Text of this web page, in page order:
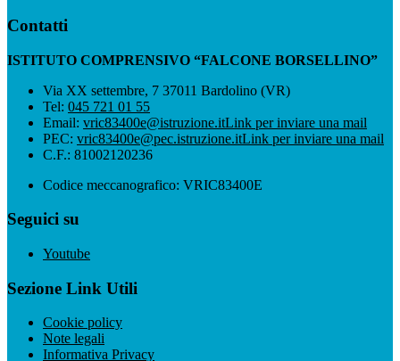
Contatti
ISTITUTO COMPRENSIVO “FALCONE BORSELLINO”
Via XX settembre, 7 37011 Bardolino (VR)
Tel: 045 721 01 55
Email: vric83400e@istruzione.itLink per inviare una mail
PEC: vric83400e@pec.istruzione.itLink per inviare una mail
C.F.: 81002120236
Codice meccanografico: VRIC83400E
Seguici su
Youtube
Sezione Link Utili
Cookie policy
Note legali
Informativa Privacy